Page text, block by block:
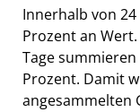
Innerhalb von
Prozent an
Tage
Prozent. Damit
angesammelten